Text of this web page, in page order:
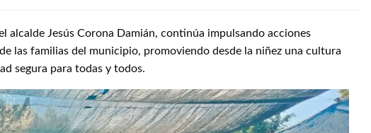
alcalde Jesús Corona Damián, continúa impulsando acciones
las familias del municipio, promoviendo desde la niñez una cultura
segura para todas y todos.